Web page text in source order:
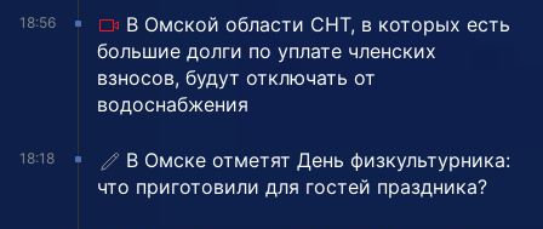
18:56
В Омской области СНТ, в которых есть
большие долги по уплате членских
взносов, будут отключать от
водоснабжения
18:18
В Омске отметят День физкультурника:
что приготовили для гостей праздника?